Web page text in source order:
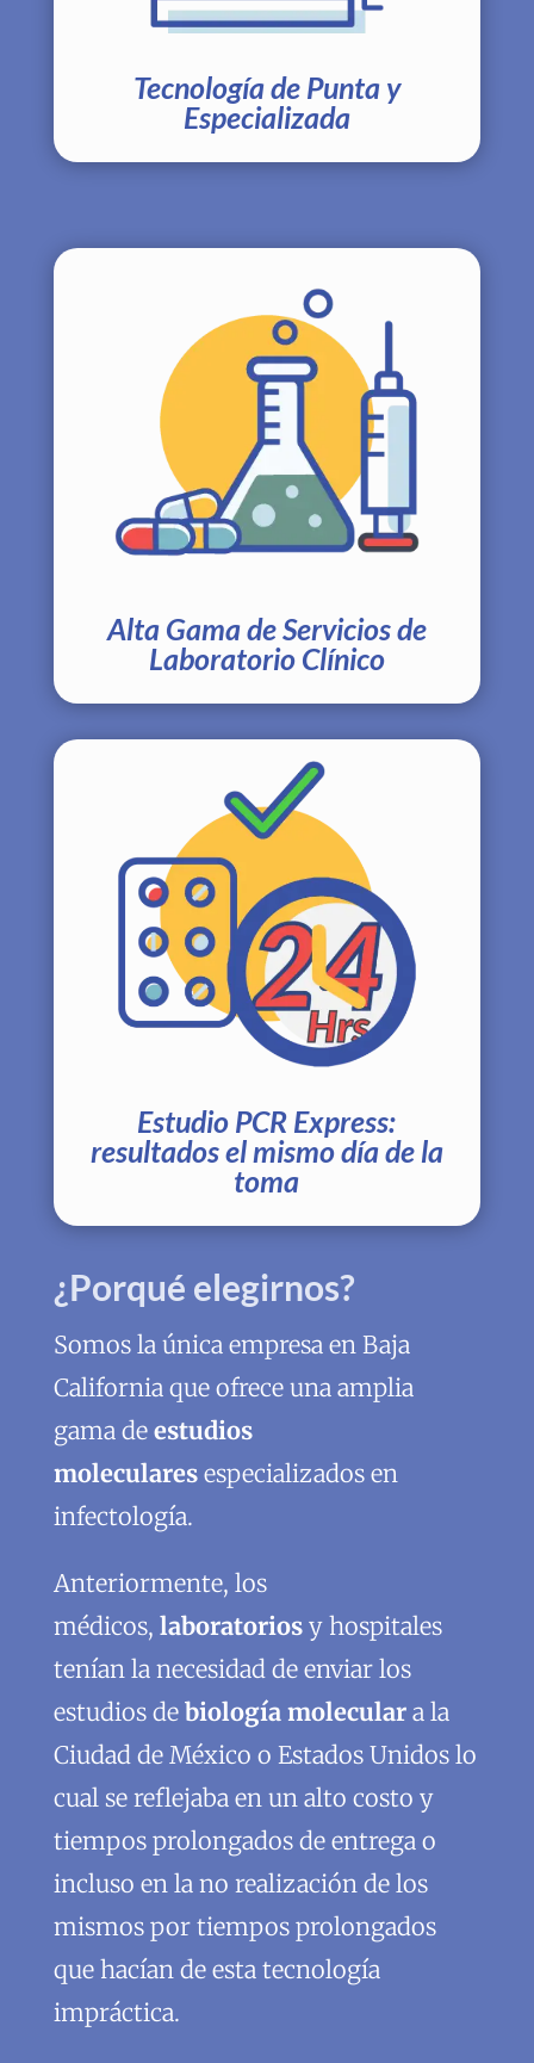
Tecnología de Punta y
Especializada
Alta Gama de Servicios de
Laboratorio Clínico
Estudio PCR Express:
resultados el mismo día de la
toma
¿Porqué elegirnos?
Somos la única empresa en Baja
California que ofrece una amplia
gama de estudios
moleculares especializados en
infectología.
Anteriormente, los
médicos, laboratorios y hospitales
tenían la necesidad de enviar los
estudios de biología moleculara la
Ciudad de México o Estados Unidos lo
cual se reflejaba en un alto costo y
tiempos prolongados de entrega o
incluso en la no realización de los
mismos por tiempos prolongados
que hacían de esta tecnología
impráctica.